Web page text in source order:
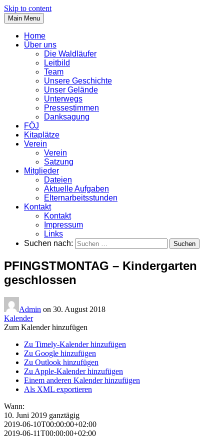
Skip to content
Main Menu
Home
Über uns
Die Waldläufer
Leitbild
Team
Unsere Geschichte
Unser Gelände
Unterwegs
Pressestimmen
Danksagung
FÖJ
Kitaplätze
Verein
Verein
Satzung
Mitglieder
Dateien
Aktuelle Aufgaben
Elternarbeitsstunden
Kontakt
Kontakt
Impressum
Links
Suchen nach:
PFINGSTMONTAG – Kindergarten
geschlossen
Admin on 30. August 2018
Kalender
Zum Kalender hinzufügen
Zu Timely-Kalender hinzufügen
Zu Google hinzufügen
Zu Outlook hinzufügen
Zu Apple-Kalender hinzufügen
Einem anderen Kalender hinzufügen
Als XML exportieren
Wann:
10. Juni 2019 ganztägig
2019-06-10T00:00:00+02:00
2019-06-11T00:00:00+02:00